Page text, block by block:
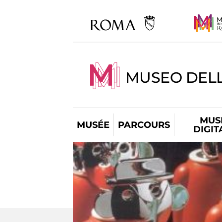
MUSEO
MUSÉE PARCOURS